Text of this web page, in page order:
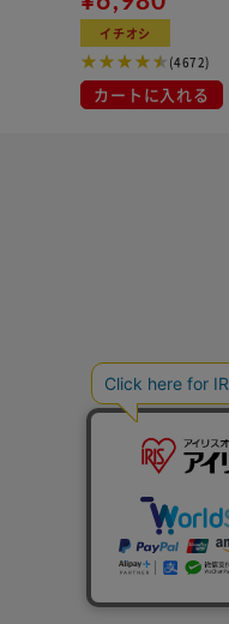
イチオシ
(4672)
カートに入れる